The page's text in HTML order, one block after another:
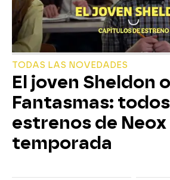
TODAS LAS NOVEDADES
El joven Sheldon o
Fantasmas:
estrenos de
temporada